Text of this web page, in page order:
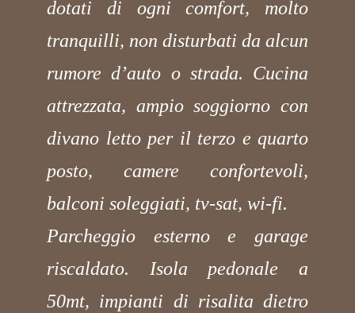
dotati di ogni comfort, molto
tranquilli, non disturbati da alcun
rumore d’auto o strada. Cucina
attrezzata, ampio soggiorno con
divano letto per il terzo e quarto
posto, camere confortevoli,
balconi soleggiati, tv-sat, wi-fi.
Parcheggio esterno e garage
riscaldato. Isola pedonale a
50mt, impianti di risalita dietro